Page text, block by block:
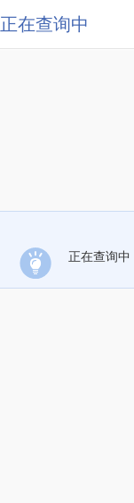
正在查询中
正在查询中